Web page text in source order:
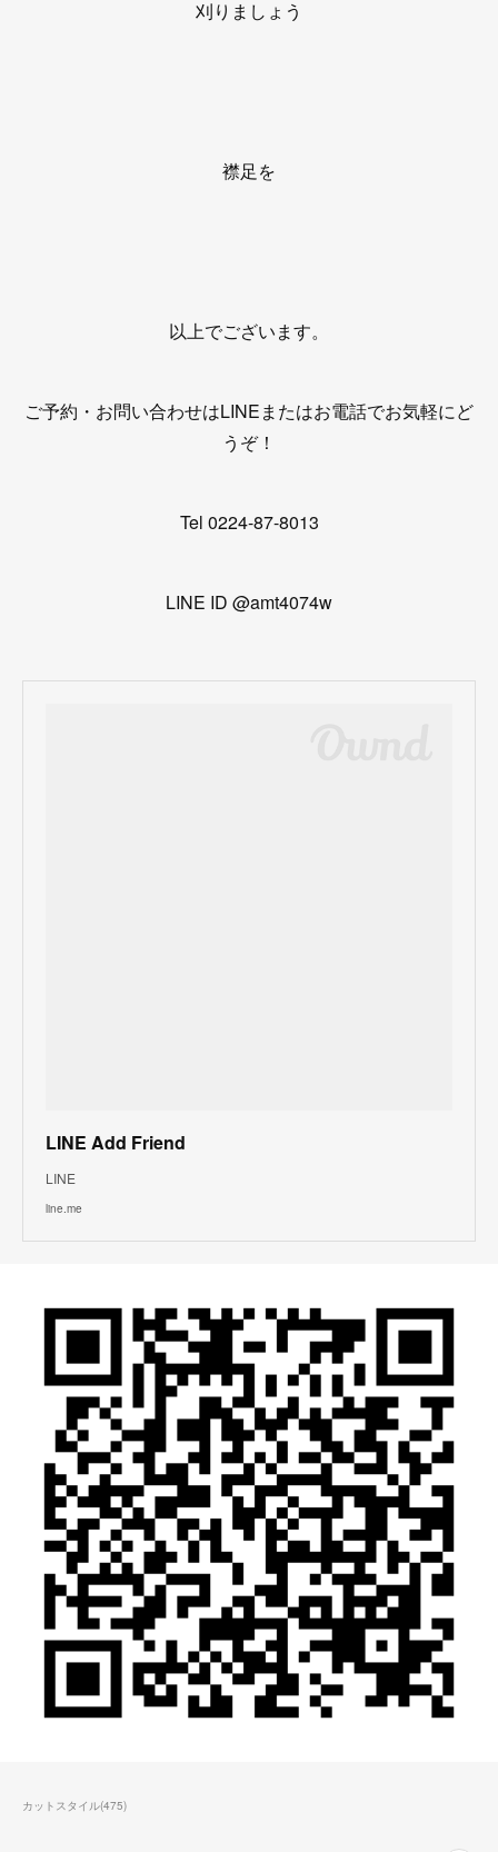
刈りましょう
襟足を
以上でございます。
ご予約・お問い合わせはLINEまたはお電話でお気軽にど
うぞ！
Tel 0224-87-8013
LINE ID @amt4074w
LINE Add Friend
LINE
line.me
カットスタイル(475)